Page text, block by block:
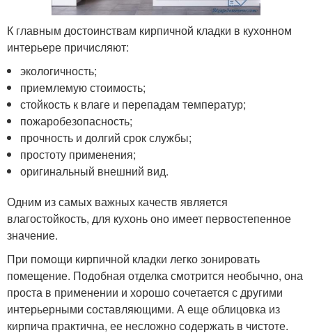
К главным достоинствам кирпичной кладки в кухонном
интерьере причисляют:
экологичность;
приемлемую стоимость;
стойкость к влаге и перепадам температур;
пожаробезопасность;
прочность и долгий срок службы;
простоту применения;
оригинальный внешний вид.
Одним из самых важных качеств является
влагостойкость, для кухонь оно имеет первостепенное
значение.
При помощи кирпичной кладки легко зонировать
помещение. Подобная отделка смотрится необычно, она
проста в применении и хорошо сочетается с другими
интерьерными составляющими. А еще облицовка из
кирпича практична, ее несложно содержать в чистоте.